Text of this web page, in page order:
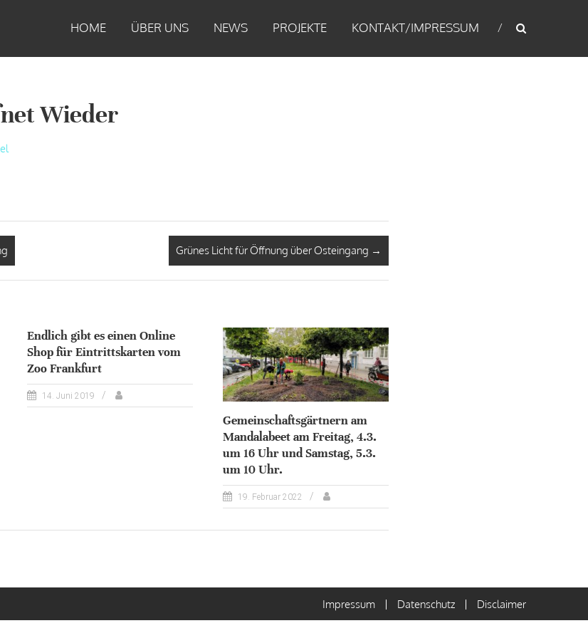
HOME ÜBER UNS NEWS PROJEKTE KONTAKT/IMPRESSUM
Wieder
Grünes Licht für Öffnung über Osteingang →
Endlich gibt es einen Online
Shop für Eintrittskarten vom
Zoo Frankfurt
14. Juni 2019
Gemeinschaftsgärtnern am
Mandalabeet am Freitag, 4.3.
um 16 Uhr und Samstag, 5.3.
um 10 Uhr.
19. Februar 2022
Impressum Datenschutz Disclaimer